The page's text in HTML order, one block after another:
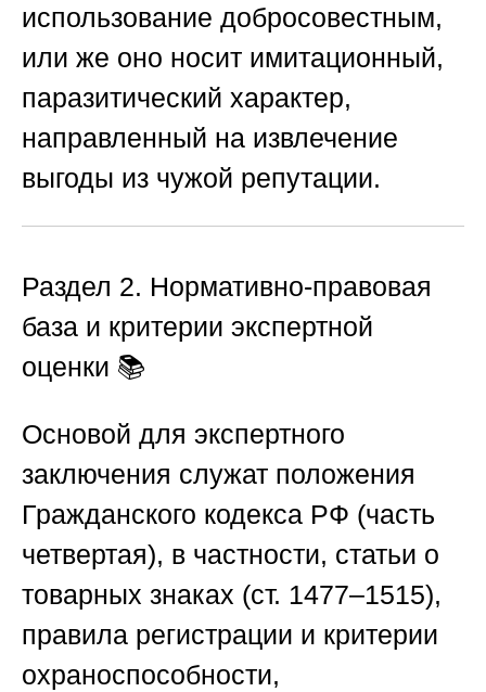
использование добросовестным,
или же оно носит имитационный,
паразитический характер,
направленный на извлечение
выгоды из чужой репутации.
Раздел 2. Нормативно-правовая
база и критерии экспертной
оценки 📚
Основой для экспертного
заключения служат положения
Гражданского кодекса РФ (часть
четвертая), в частности, статьи о
товарных знаках (ст. 1477–1515),
правила регистрации и критерии
охраноспособности,